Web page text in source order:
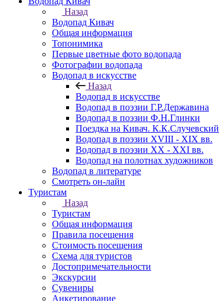
Назад
Водопад Кивач
Общая информация
Топонимика
Первые цветные фото водопада
Фотографии водопада
Водопад в искусстве
Назад
Водопад в искусстве
Водопад в поэзии Г.Р.Державина
Водопад в поэзии Ф.Н.Глинки
Поездка на Кивач. К.К.Случевский
Водопад в поэзии XVIII - XIX вв.
Водопад в поэзии XX - XXI вв.
Водопад на полотнах художников
Водопад в литературе
Смотреть он-лайн
Туристам
Назад
Туристам
Общая информация
Правила посещения
Стоимость посещения
Схема для туристов
Достопримечательности
Экскурсии
Сувениры
Анкетирование